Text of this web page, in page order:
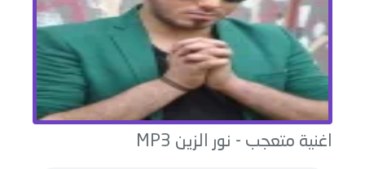
اغنية متعجب - نور الزين